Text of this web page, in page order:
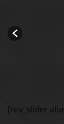
[rev_slider